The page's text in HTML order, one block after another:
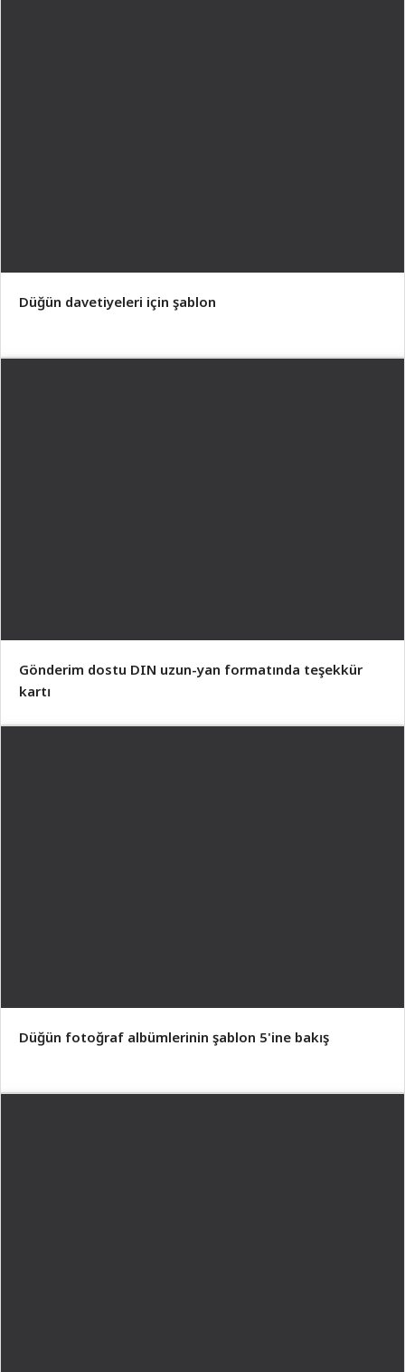
Düğün davetiyeleri için şablon
Gönderim dostu DIN uzun-yan formatında teşekkür
kartı
Düğün fotoğraf albümlerinin şablon 5'ine bakış